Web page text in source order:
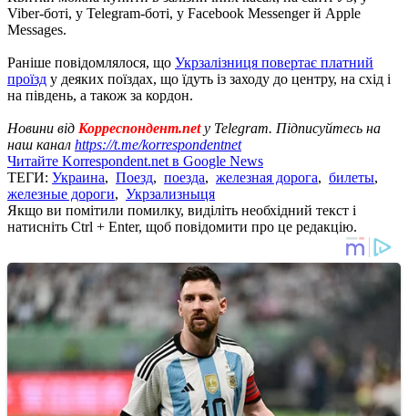
Viber-боті, у Telegram-боті, у Facebook Messenger й Apple
Messages.
Раніше повідомлялося, що Укрзалізниця повертає платний
проїзд у деяких поїздах, що їдуть із заходу до центру, на схід і
на південь, а також за кордон.
Новини від Корреспондент.netу Telegram. Підписуйтесь на
наш канал https://t.me/korrespondentnet
Читайте Korrespondent.net в Google News
ТЕГИ: Украина, Поезд, поезда, железная дорога, билеты,
железные дороги, Укрзализныця
Якщо ви помітили помилку, виділіть необхідний текст і
натисніть Ctrl + Enter, щоб повідомити про це редакцію.